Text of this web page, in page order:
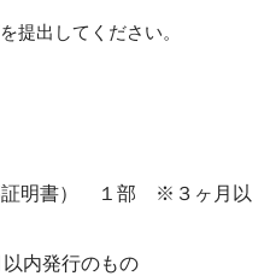
提出してください。
証明書） １部 ※３ヶ月以
内発行のもの